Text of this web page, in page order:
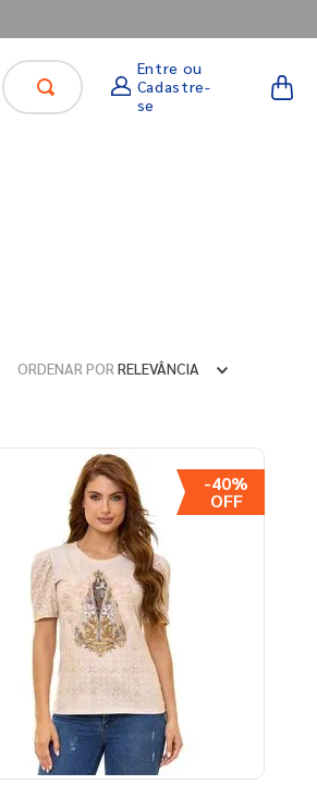
Faça sua busca aquiEntre ou
Cadastre-
se
ORDENAR POR RELEVÂNCIA
-40%